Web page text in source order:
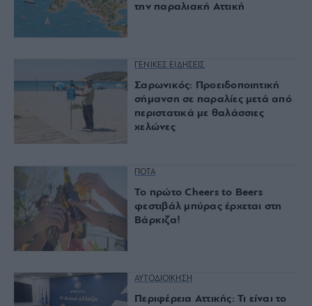
την παραλιακή Αττική
ΓΕΝΙΚΕΣ ΕΙΔΗΣΕΙΣ
Σαρωνικός: Προειδοποιητική
σήμανση σε παραλίες μετά από
περιστατικά με θαλάσσιες
χελώνες
ΠΟΤΑ
Το πρώτο Cheers to Beers
φεστιβάλ μπύρας έρχεται στη
Βάρκιζα!
ΑΥΤΟΔΙΟΙΚΗΣΗ
Περιφέρεια Αττικής: Τι είναι το